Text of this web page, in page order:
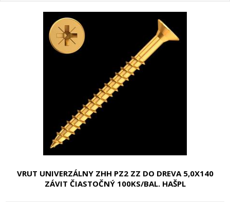
VRUT UNIVERZÁLNY ZHH PZ2 ZZ DO DREVA 5,0X140
ZÁVIT ČIASTOČNÝ 100KS/BAL. HAŠPL